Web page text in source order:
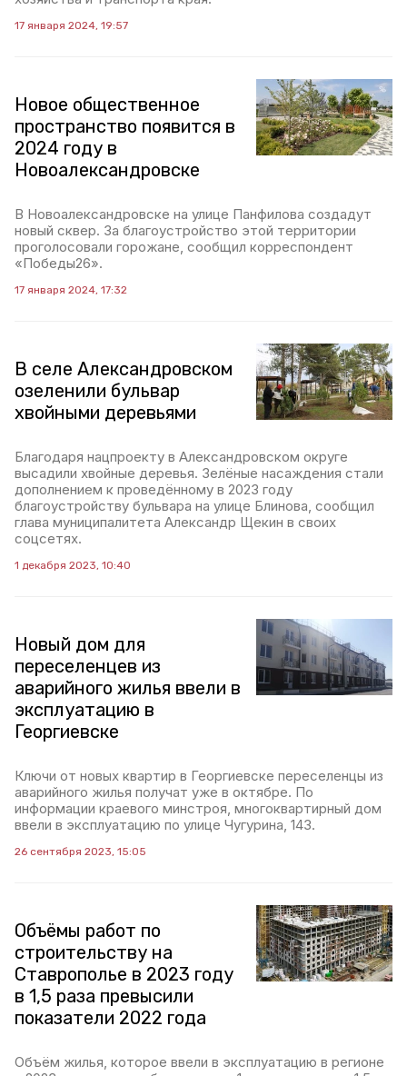
17 января 2024, 19:57
Новое общественное
пространство появится в
2024 году в
Новоалександровске
В Новоалександровске на улице Панфилова создадут
новый сквер. За благоустройство этой территории
проголосовали горожане, сообщил корреспондент
«Победы26».
17 января 2024, 17:32
В селе Александровском
озеленили бульвар
хвойными деревьями
Благодаря нацпроекту в Александровском округе
высадили хвойные деревья. Зелёные насаждения стали
дополнением к проведённому в 2023 году
благоустройству бульвара на улице Блинова, сообщил
глава муниципалитета Александр Щекин в своих
соцсетях.
1 декабря 2023, 10:40
Новый дом для
переселенцев из
аварийного жилья ввели в
эксплуатацию в
Георгиевске
Ключи от новых квартир в Георгиевске переселенцы из
аварийного жилья получат уже в октябре. По
информации краевого минстроя, многоквартирный дом
ввели в эксплуатацию по улице Чугурина, 143.
26 сентября 2023, 15:05
Объёмы работ по
строительству на
Ставрополье в 2023 году
в 1,5 раза превысили
показатели 2022 года
Объём жилья, которое ввели в эксплуатацию в регионе